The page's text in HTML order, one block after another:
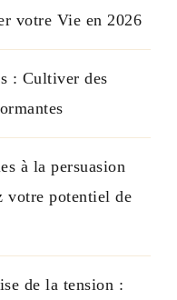
votre Vie en 2026
: Cultiver des
à la persuasion
votre potentiel de
de la tension :